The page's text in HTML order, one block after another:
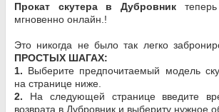
Прокат скутера в Дубровник
мгновенно онлайн.!
Это никогда не было так легко
ПРОСТЫХ ШАГАХ:
1. Выберите предпочитаемый модель
на странице ниже.
2. На следующей странице введите
возврата в Дубровник и выбериту нужное